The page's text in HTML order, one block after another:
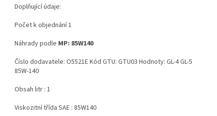
Doplňující údaje:
Počet k objednání 1
Náhrady podle MP: 85W140
Číslo dodavatele: O5521E Kód GTU: GTU03 Hodnoty: GL-4 GL-5
85W-140
Obsah litr : 1
Viskozitní třída SAE : 85W140